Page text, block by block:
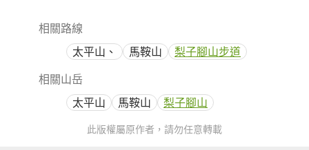
相關路線
太平山、
馬鞍山
梨子腳山步道
相關山岳
太平山
馬鞍山 梨子腳山
此版權屬原作者，請勿任意轉載